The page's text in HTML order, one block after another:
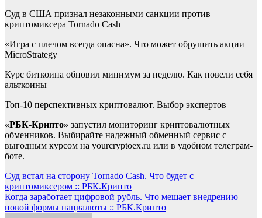
Суд в США признал незаконными санкции против
криптомиксера Tornado Cash
«Игра с плечом всегда опасна». Что может обрушить акции
MicroStrategy
Курс биткоина обновил минимум за неделю. Как повели себя
альткоины
Топ-10 перспективных криптовалют. Выбор экспертов
«РБК-Крипто» запустил мониторинг криптовалютных
обменников. Выбирайте надежный обменный сервис с
выгодным курсом на yourcryptoex.ru или в удобном телеграм-
боте.
Навигация
по
записям
Суд встал на сторону Tornado Cash. Что будет с
криптомиксером :: РБК.Крипто
Когда заработает цифровой рубль. Что мешает внедрению
новой формы нацвалюты :: РБК.Крипто